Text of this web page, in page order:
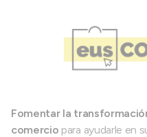
Fomentar la
comercio para ayudarle en